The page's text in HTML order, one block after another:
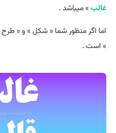
غالب » میباشد .
اما اگر منظور شما « شکل » و «
» است .